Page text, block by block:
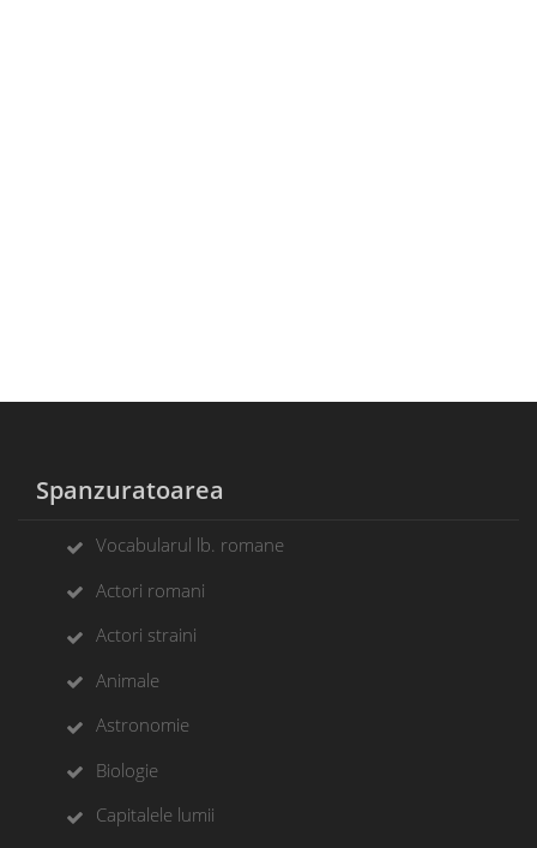
Spanzuratoarea
Vocabularul lb. romane
Actori romani
Actori straini
Animale
Astronomie
Biologie
Capitalele lumii